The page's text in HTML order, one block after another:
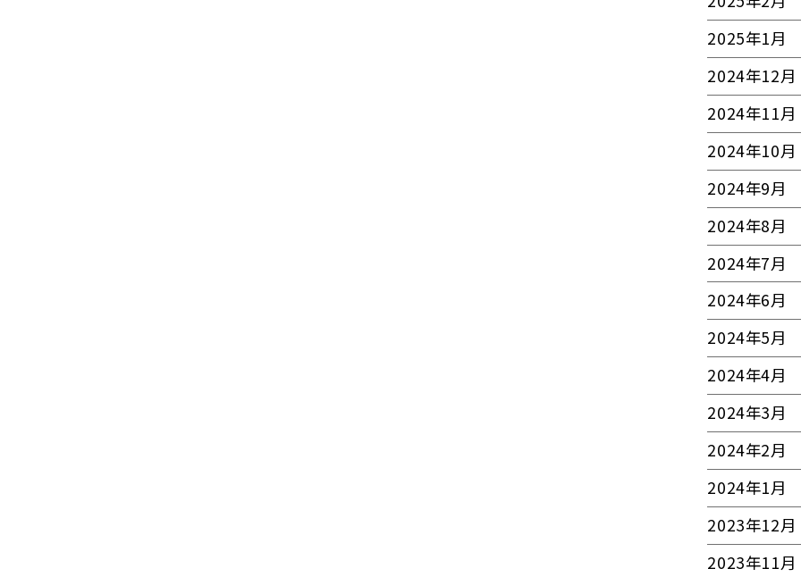
2025年1月
2024年12月
2024年11月
2024年10月
2024年9月
2024年8月
2024年7月
2024年6月
2024年5月
2024年4月
2024年3月
2024年2月
2024年1月
2023年12月
2023年11月